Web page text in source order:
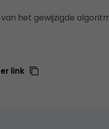
het gewijzigde
link